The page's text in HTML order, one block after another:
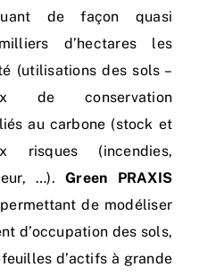
de façon quasi
d’hectares les
(utilisations des sols –
de conservation
au carbone (stock et
risques (incendies,
…).Green PRAXIS
de modéliser
d’occupation des sols,
d’actifs à grande